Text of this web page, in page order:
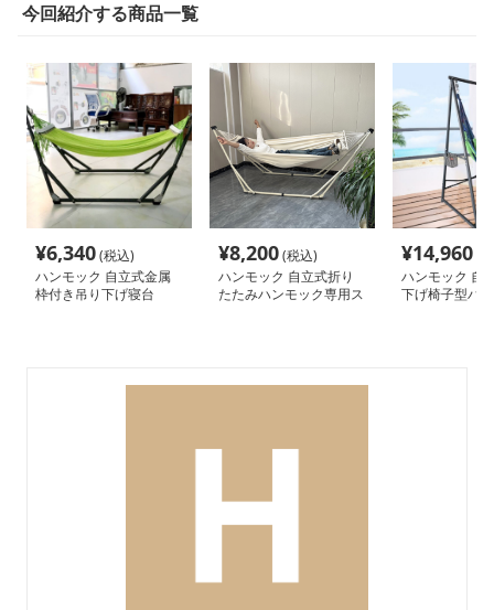
今回紹介する商品一覧
¥6,340(税込)
ハンモック 自立式金属
枠付き吊り下げ寝台
¥8,200(税込)
ハンモック 自立式折り
たたみハンモック専用ス
¥14,960
ハンモック 自
下げ椅子型ハ